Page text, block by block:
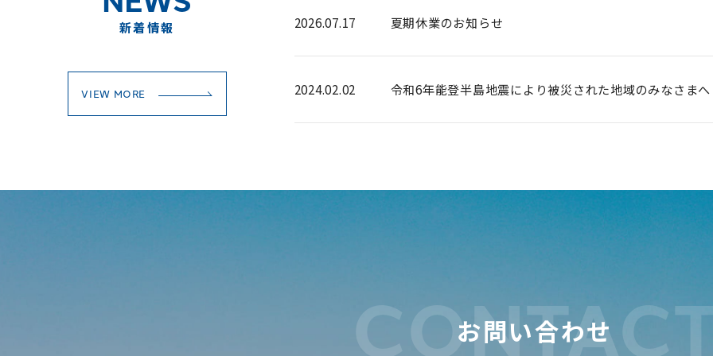
新着情報
VIEW MORE
2026.07.17 夏期休業のお知らせ
2024.02.02 令和6年能登半島地震により被災された地域のみなさまへ
お問い合わせ